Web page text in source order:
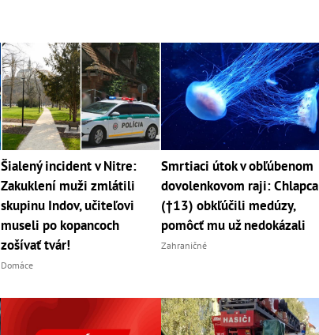
Šialený incident v Nitre:
Zakuklení muži zmlátili
skupinu Indov, učiteľovi
museli po kopancoch
zošívať tvár!
Domáce
Smrtiaci útok v obľúbenom
dovolenkovom raji: Chlapca
(†13) obkľúčili medúzy,
pomôcť mu už nedokázali
Zahraničné